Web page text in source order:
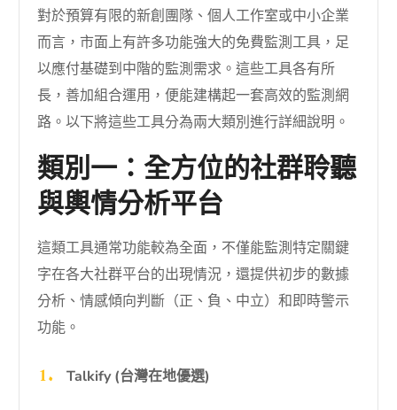
對於預算有限的新創團隊、個人工作室或中小企業
而言，市面上有許多功能強大的免費監測工具，足
以應付基礎到中階的監測需求。這些工具各有所
長，善加組合運用，便能建構起一套高效的監測網
路。以下將這些工具分為兩大類別進行詳細說明。
類別一：全方位的社群聆聽
與輿情分析平台
這類工具通常功能較為全面，不僅能監測特定關鍵
字在各大社群平台的出現情況，還提供初步的數據
分析、情感傾向判斷（正、負、中立）和即時警示
功能。
Talkify (台灣在地優選)